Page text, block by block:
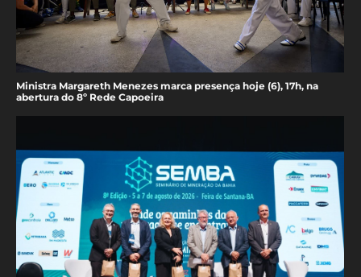
Ministra Margareth Menezes marca presença hoje (6), 17h, na
abertura do 8º Rede Capoeira